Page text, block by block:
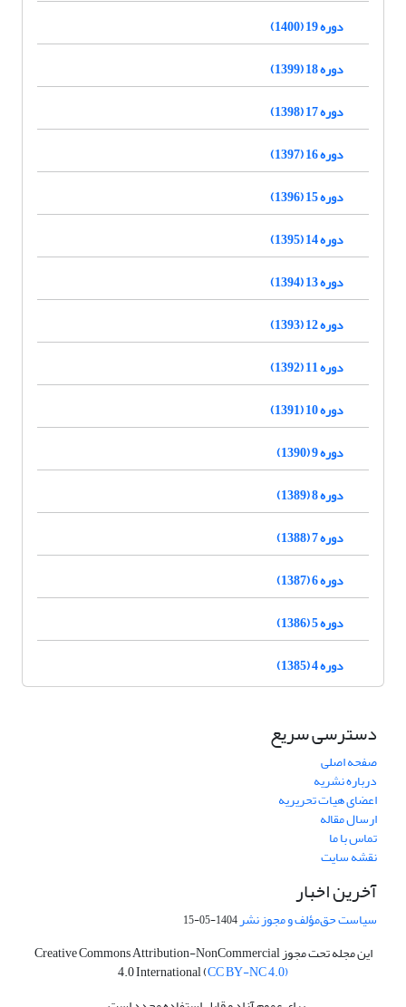
دوره 19 (1400)
دوره 18 (1399)
دوره 17 (1398)
دوره 16 (1397)
دوره 15 (1396)
دوره 14 (1395)
دوره 13 (1394)
دوره 12 (1393)
دوره 11 (1392)
دوره 10 (1391)
دوره 9 (1390)
دوره 8 (1389)
دوره 7 (1388)
دوره 6 (1387)
دوره 5 (1386)
دوره 4 (1385)
دسترسی سریع
صفحه اصلی
درباره نشریه
اعضای هیات تحریریه
ارسال مقاله
تماس با ما
نقشه سایت
آخرین اخبار
سیاست حق‌مؤلف و مجوز نشر1404-05-15
این مجله تحت مجوز Creative Commons Attribution-NonCommercial
4.0 International (CC BY-NC 4.0)